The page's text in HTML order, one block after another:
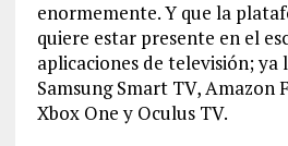
enormemente. Y que la
quiere estar presente en el
aplicaciones de televisión; ya
Samsung Smart TV, Amazon
Xbox One y Oculus TV.